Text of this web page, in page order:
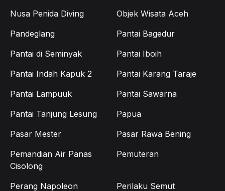
Nusa Penida Diving
Objek Wisata Aceh
Pandeglang
Pantai Bagedur
Pantai di Seminyak
Pantai Iboih
Pantai Indah Kapuk 2
Pantai Karang Taraje
Pantai Lampuuk
Pantai Sawarna
Pantai Tanjung Lesung
Papua
Pasar Mester
Pasar Rawa Bening
Pemandian Air Panas
Cisolong
Pemuteran
Perang Napoleon
Perilaku Semut